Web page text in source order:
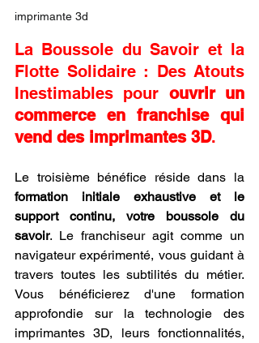
imprimante 3d
La Boussole du Savoir et la
Flotte Solidaire : Des Atouts
Inestimables pour ouvrir un
commerce en franchise qui
vend des imprimantes 3D.
formation initiale exhaustive et le
support continu, votre boussole du
savoir. Le franchiseur agit comme un
navigateur expérimenté, vous guidant à
travers toutes les subtilités du métier.
Vous bénéficierez d'une formation
approfondie sur la technologie des
imprimantes 3D, leurs fonctionnalités,